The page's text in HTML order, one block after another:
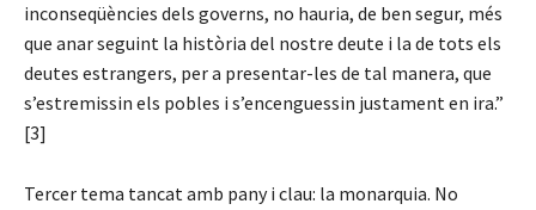
inconseqüències dels governs, no hauria, de ben segur, més
que anar seguint la història del nostre deute i la de tots els
deutes estrangers, per a presentar-les de tal manera, que
s’estremissin els pobles i s’encenguessin justament en ira.”
[3]
Tercer tema tancat amb pany i clau: la monarquia. No